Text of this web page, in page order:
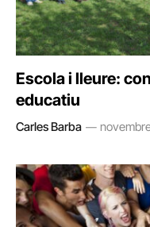
Escola i lleure:
educatiu
Carles Barba